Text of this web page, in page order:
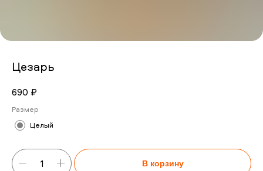
Цезарь
690 ₽
Размер
Целый
В корзину